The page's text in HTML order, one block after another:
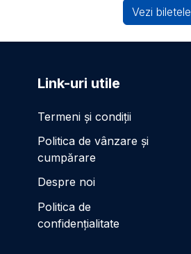
Vezi biletele
Link-uri utile
Termeni și condiții
Politica de vânzare și
cumpărare
Despre noi
Politica de
confidențialitate